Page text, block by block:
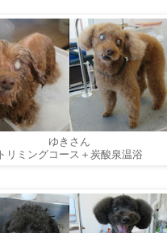
ゆきさん
トリミングコース＋炭酸泉温浴